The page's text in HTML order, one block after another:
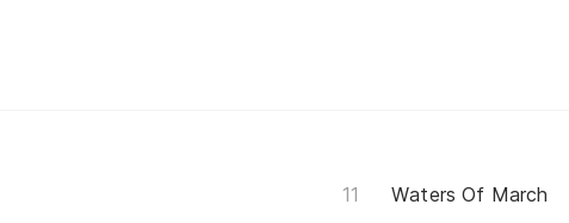
Waters Of March